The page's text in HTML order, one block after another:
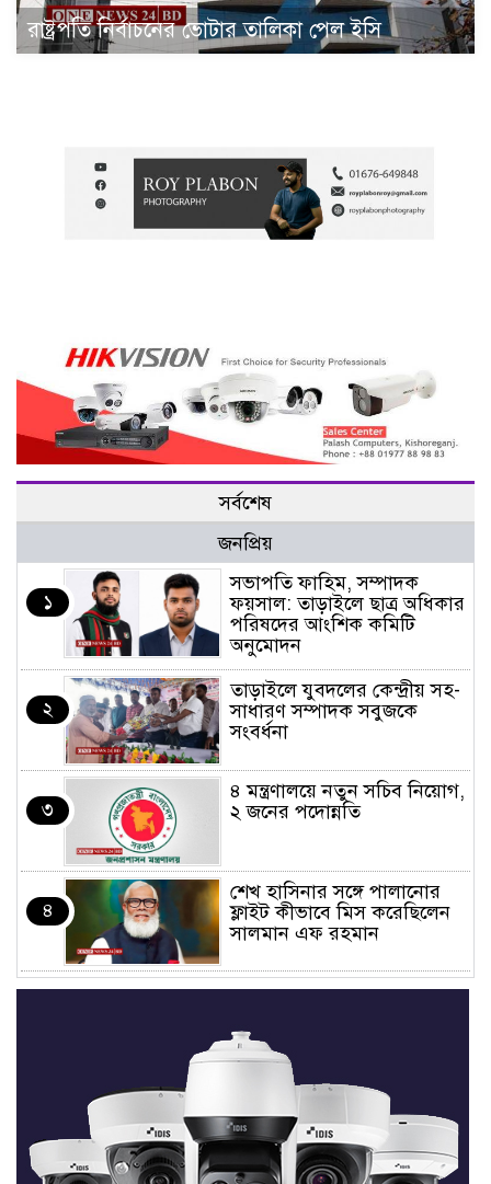
রাষ্ট্রপতি নির্বাচনের ভোটার তালিকা পেল ইসি
সর্বশেষ
জনপ্রিয়
১
সভাপতি ফাহিম, সম্পাদক
ফয়সাল: তাড়াইলে ছাত্র অধিকার
পরিষদের আংশিক কমিটি
অনুমোদন
২
তাড়াইলে যুবদলের কেন্দ্রীয় সহ-
সাধারণ সম্পাদক সবুজকে
সংবর্ধনা
৩
৪ মন্ত্রণালয়ে নতুন সচিব নিয়োগ,
২ জনের পদোন্নতি
৪
শেখ হাসিনার সঙ্গে পালানোর
ফ্লাইট কীভাবে মিস করেছিলেন
সালমান এফ রহমান
ভাত রান্নার সময় নরম হয়ে গেলে
মৃত্যুদণ্ড বাদ না দেওয়ায়
প্রত্যক্ষদর্শীদের তথ্য দেয়নি
জাতিসংঘ: ট্রাইব্যুনালকে
প্রসিকিউটর